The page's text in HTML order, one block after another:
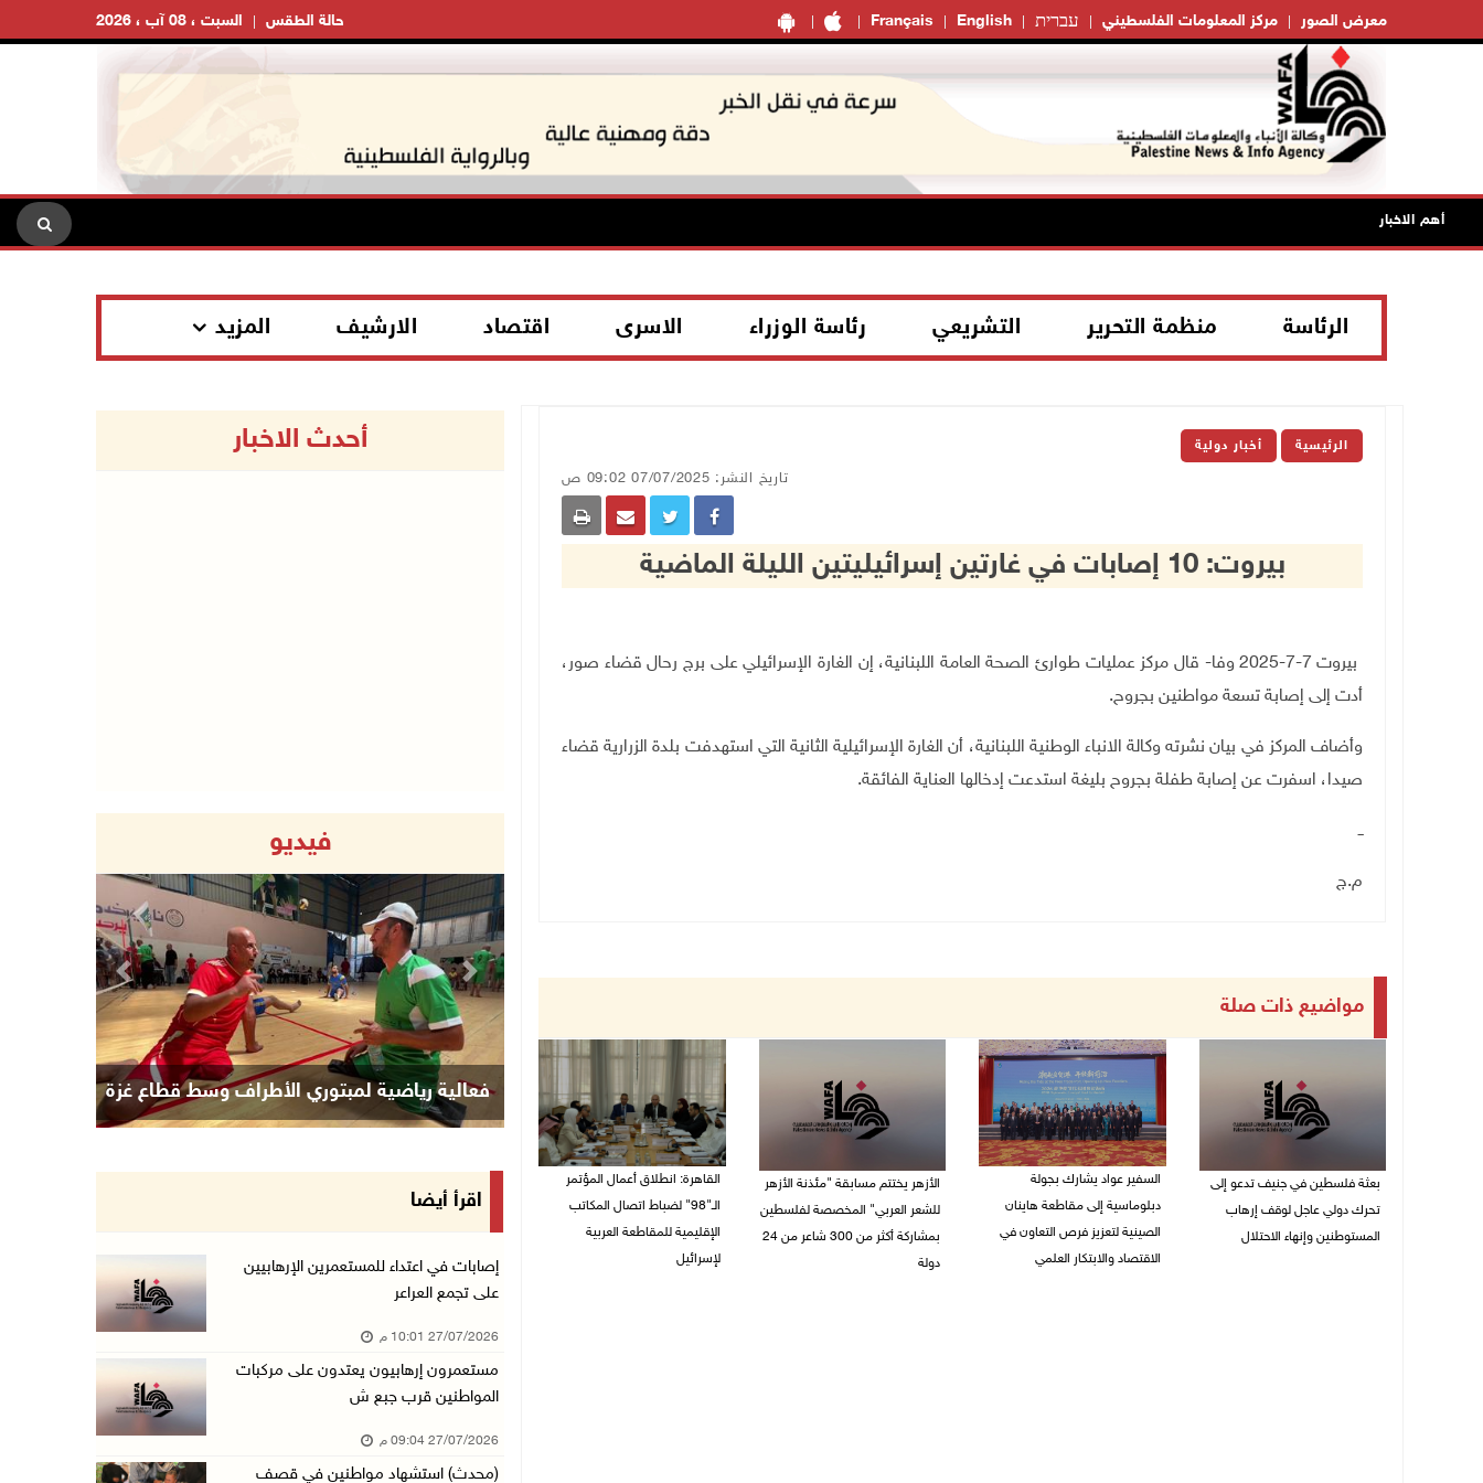
Français English עברית مركز المعلومات الفلسطيني معرض الصور السبت ، 08 آب ، 2026 حالة الطقس
أهم الاخبار
الرئاسة منظمة التحرير التشريعي رئاسة الوزراء الاسرى اقتصاد الارشيف المزيد
الرئيسية أخبار دولية
تاريخ النشر: 07/07/2025 09:02 ص
بيروت: 10 إصابات في غارتين إسرائيليتين الليلة الماضية
بيروت 7-7-2025 وفا- قال مركز عمليات طوارئ الصحة العامة اللبنانية، إن الغارة الإسرائيلي على برج رحال قضاء صور،
أدت إلى إصابة تسعة مواطنين بجروح.
وأضاف المركز في بيان نشرته وكالة الانباء الوطنية اللبنانية، أن الغارة الإسرائيلية الثانية التي استهدفت بلدة الزرارية قضاء
صيدا، اسفرت عن إصابة طفلة بجروح بليغة استدعت إدخالها العناية الفائقة.
ــ
م.ج
مواضيع ذات صلة
بعثة فلسطين في جنيف تدعو إلى
تحرك دولي عاجل لوقف إرهاب
المستوطنين وإنهاء الاحتلال
السفير عواد يشارك بجولة
دبلوماسية إلى مقاطعة هاينان
الصينية لتعزيز فرص التعاون في
الاقتصاد والابتكار العلمي
الأزهر يختتم مسابقة "مئذنة الأزهر
للشعر العربي" المخصصة لفلسطين
بمشاركة أكثر من 300 شاعر من 24
دولة
القاهرة: انطلاق أعمال المؤتمر
الـ"98" لضباط اتصال المكاتب
الإقليمية للمقاطعة العربية
لإسرائيل
أحدث الاخبار
فيديو
فعالية رياضية لمبتوري الأطراف وسط قطاع غزة
Previous Next
اقرأ أيضا
إصابات في اعتداء للمستعمرين الإرهابيين
على تجمع العراعر
27/07/2026 10:01 م
مستعمرون إرهابيون يعتدون على مركبات
المواطنين قرب جبع ش
27/07/2026 09:04 م
(محدث) استشهاد مواطنين في قصف